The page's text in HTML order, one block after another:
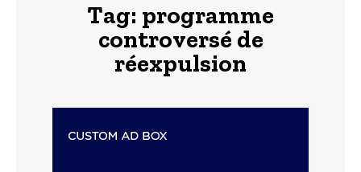
Tag: programme
controversé de
réexpulsion